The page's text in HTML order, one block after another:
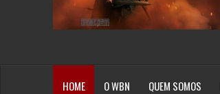
HOME O WBN QUEM SOMOS